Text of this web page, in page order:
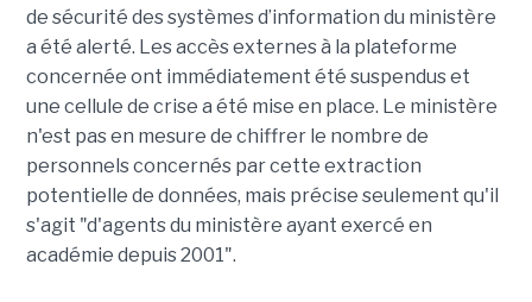
de sécurité des systèmes d’information du ministère
a été alerté. Les accès externes à la plateforme
concernée ont immédiatement été suspendus et
une cellule de crise a été mise en place. Le ministère
n'est pas en mesure de chiffrer le nombre de
personnels concernés par cette extraction
potentielle de données, mais précise seulement qu'il
s'agit "d'agents du ministère ayant exercé en
académie depuis 2001".